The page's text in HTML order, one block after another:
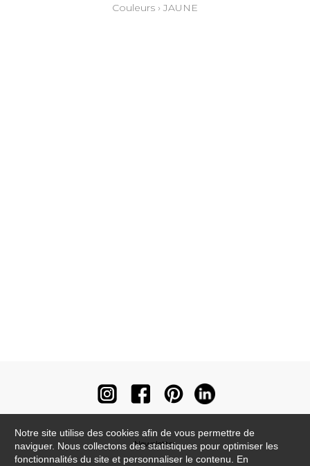
Couleurs › JAUNE
Newsletter
Notre site utilise des cookies afin de vous permettre de
naviguer. Nous collectons des statistiques pour optimiser les
fonctionnalités du site et personnaliser le contenu. En